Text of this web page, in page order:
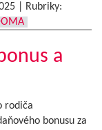
Rubriky:
a
rodiča
bonusu za